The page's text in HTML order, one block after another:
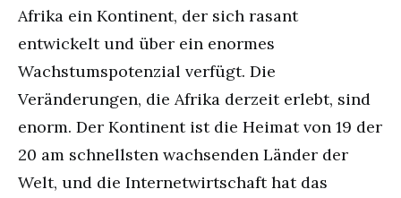
Afrika ein Kontinent, der sich rasant
entwickelt und über ein enormes
Wachstumspotenzial verfügt. Die
Veränderungen, die Afrika derzeit erlebt, sind
enorm. Der Kontinent ist die Heimat von 19 der
20 am schnellsten wachsenden Länder der
Welt, und die Internetwirtschaft hat das